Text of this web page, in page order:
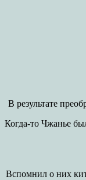
В результате
Когда-то Чжанье
Вспомнил о них